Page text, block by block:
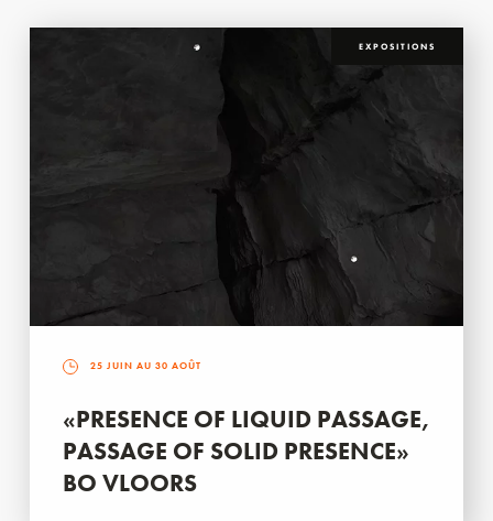
EXPOSITIONS
25 JUIN AU 30 AOÛT
«PRESENCE OF LIQUID PASSAGE,
PASSAGE OF SOLID PRESENCE»
BO VLOORS